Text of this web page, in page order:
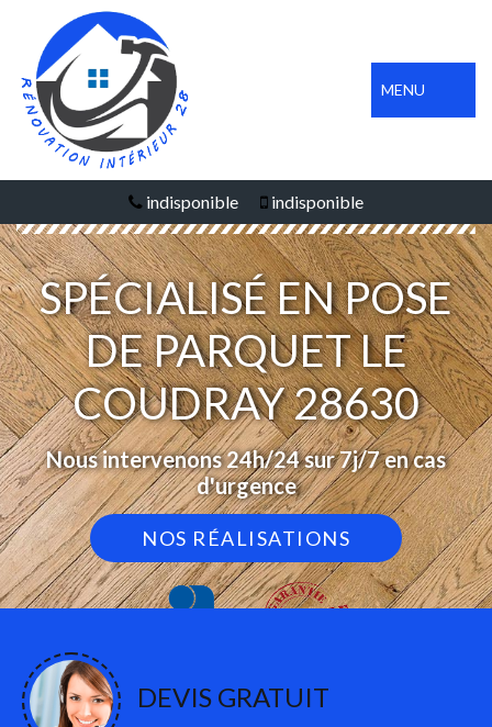
MENU
indisponible indisponible
SPÉCIALISÉ EN POSE
DE PARQUET LE
COUDRAY 28630
Nous intervenons 24h/24 sur 7j/7 en cas
d'urgence
NOS RÉALISATIONS
DEVIS GRATUIT